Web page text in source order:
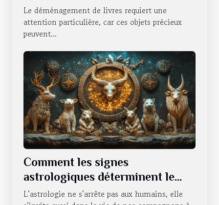
déménagement de livres
Le déménagement de livres requiert une
attention particulière, car ces objets précieux
peuvent...
Comment les signes
astrologiques déterminent le
caractère de nos animaux
L’astrologie ne s’arrête pas aux humains, elle